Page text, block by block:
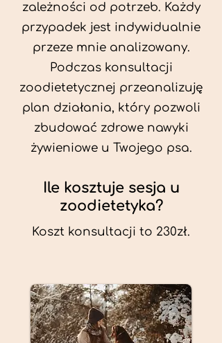
zależności od potrzeb. Każdy
przypadek jest indywidualnie
przeze mnie analizowany.
Podczas konsultacji
zoodietetycznej przeanalizuję
plan działania, który pozwoli
zbudować zdrowe nawyki
żywieniowe u Twojego psa.
Ile kosztuje sesja u
zoodietetyka?
Koszt konsultacji to 230zł.